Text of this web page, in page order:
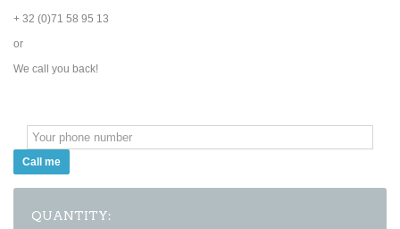
+ 32 (0)71 58 95 13
or
We call you back!
Call me
QUANTITY: